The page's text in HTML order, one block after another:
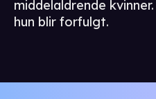
middelaldrende
hun blir forfulgt.